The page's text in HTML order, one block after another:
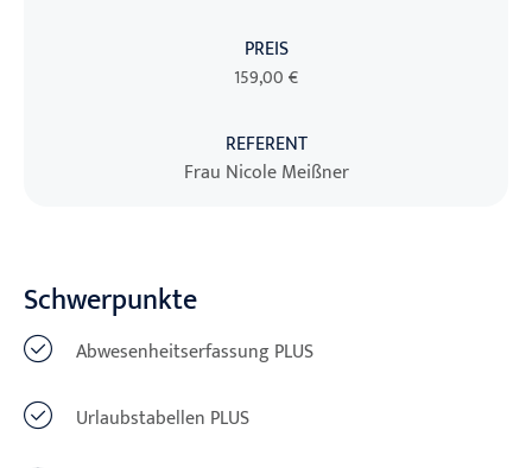
PREIS
159,00 €
REFERENT
Frau Nicole Meißner
Schwerpunkte
Abwesenheitserfassung PLUS
Urlaubstabellen PLUS